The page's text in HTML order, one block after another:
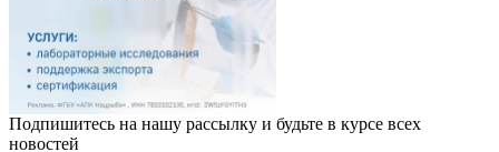
Подпишитесь на нашу рассылку и будьте в курсе всех
новостей